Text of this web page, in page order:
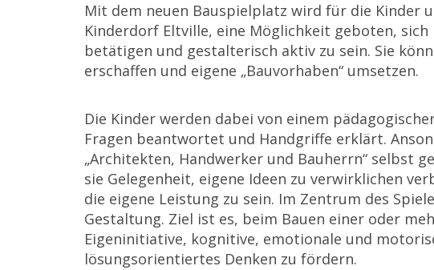
Mit dem neuen Bauspielplatz wird für die Kinder
Kinderdorf Eltville, eine Möglichkeit geboten, sich
betätigen und gestalterisch aktiv zu sein. Sie
erschaffen und eigene „Bauvorhaben“ umsetzen.
Die Kinder werden dabei von einem
Fragen beantwortet und Handgriffe erklärt.
„Architekten, Handwerker und Bauherrn“ selbst
sie Gelegenheit, eigene Ideen zu verwirklichen
die eigene Leistung zu sein. Im Zentrum des
Gestaltung. Ziel ist es, beim Bauen einer oder
Eigeninitiative, kognitive, emotionale und
lösungsorientiertes Denken zu fördern.